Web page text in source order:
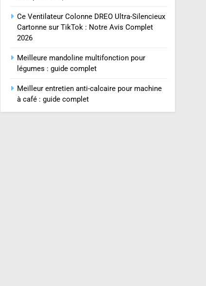
Ce Ventilateur Colonne DREO Ultra-Silencieux
Cartonne sur TikTok : Notre Avis Complet
2026
Meilleure mandoline multifonction pour
légumes : guide complet
Meilleur entretien anti-calcaire pour machine
à café : guide complet